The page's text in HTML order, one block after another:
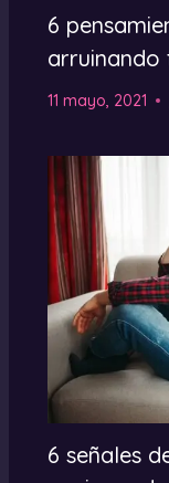
6
arruinando
11 mayo, 2021
6 señales